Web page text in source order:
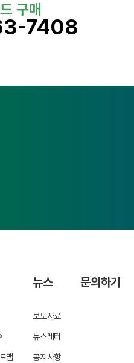
구매
7408
맵
뉴스
보도자료
뉴스레터
공지사항
문의하기